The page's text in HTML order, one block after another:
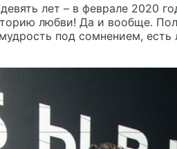
лет – в феврале 2020
любви! Да и вообще.
под сомнением,